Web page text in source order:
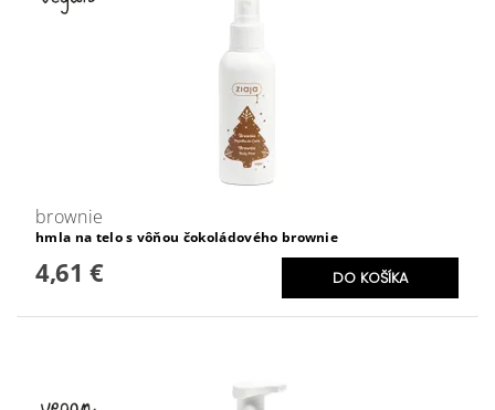
brownie
hmla na telo s vôňou čokoládového brownie
4,61 €